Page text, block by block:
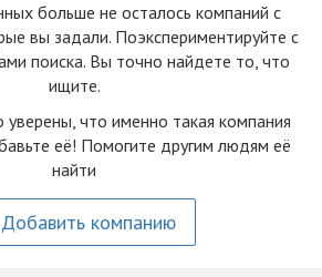
больше не осталоcь компаний с
вы задали. Поэкспериментируйте с
поиска. Вы точно найдете то, что
ищите.
что именно такая компания
её! Помогите другим людям её
найти
Добавить компанию